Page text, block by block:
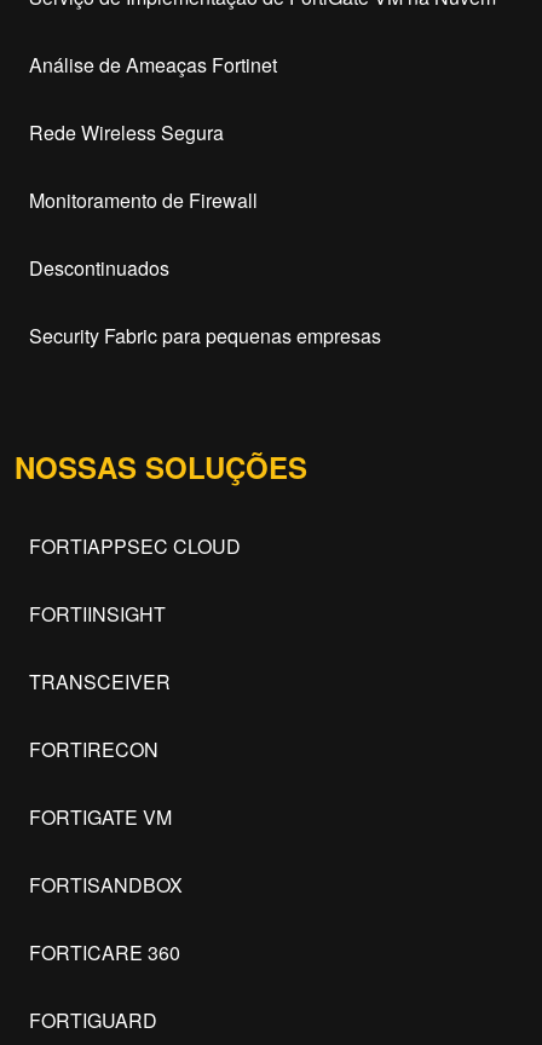
Análise de Ameaças Fortinet
Rede Wireless Segura
Monitoramento de Firewall
Descontinuados
Security Fabric para pequenas empresas
NOSSAS SOLUÇÕES
FORTIAPPSEC CLOUD
FORTIINSIGHT
TRANSCEIVER
FORTIRECON
FORTIGATE VM
FORTISANDBOX
FORTICARE 360
FORTIGUARD